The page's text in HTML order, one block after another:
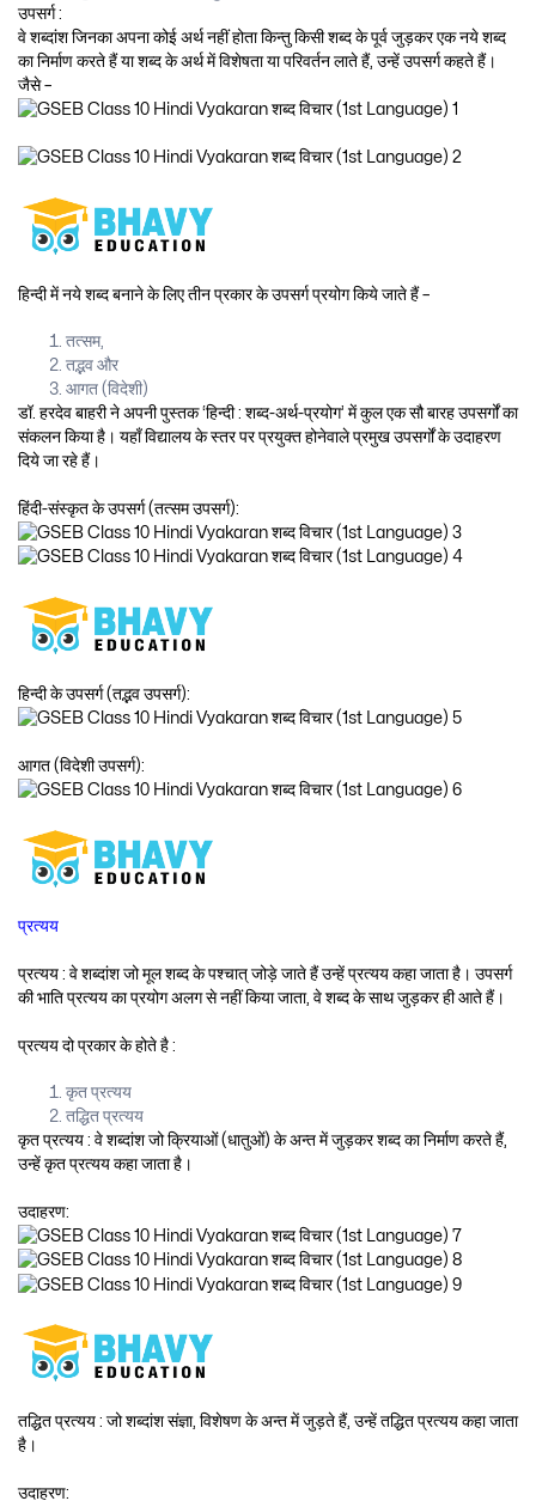
उपसर्ग :
वे शब्दांश जिनका अपना कोई अर्थ नहीं होता किन्तु किसी शब्द के पूर्व जुड़कर एक नये शब्द
का निर्माण करते हैं या शब्द के अर्थ में विशेषता या परिवर्तन लाते हैं, उन्हें उपसर्ग कहते हैं।
जैसे –
हिन्दी में नये शब्द बनाने के लिए तीन प्रकार के उपसर्ग प्रयोग किये जाते हैं –
तत्सम,
तद्भव और
आगत (विदेशी)
डॉ. हरदेव बाहरी ने अपनी पुस्तक ‘हिन्दी : शब्द-अर्थ-प्रयोग’ में कुल एक सौ बारह उपसर्गों का
संकलन किया है। यहाँ विद्यालय के स्तर पर प्रयुक्त होनेवाले प्रमुख उपसर्गों के उदाहरण
दिये जा रहे हैं।
हिंदी-संस्कृत के उपसर्ग (तत्सम उपसर्ग):
हिन्दी के उपसर्ग (तद्भव उपसर्ग):
आगत (विदेशी उपसर्ग):
प्रत्यय
प्रत्यय : वे शब्दांश जो मूल शब्द के पश्चात् जोड़े जाते हैं उन्हें प्रत्यय कहा जाता है। उपसर्ग
की भाति प्रत्यय का प्रयोग अलग से नहीं किया जाता, वे शब्द के साथ जुड़कर ही आते हैं।
प्रत्यय दो प्रकार के होते है :
कृत प्रत्यय
तद्धित प्रत्यय
कृत प्रत्यय : वे शब्दांश जो क्रियाओं (धातुओं) के अन्त में जुड़कर शब्द का निर्माण करते हैं,
उन्हें कृत प्रत्यय कहा जाता है।
उदाहरण:
तद्धित प्रत्यय : जो शब्दांश संज्ञा, विशेषण के अन्त में जुड़ते हैं, उन्हें तद्धित प्रत्यय कहा जाता
है।
उदाहरण: